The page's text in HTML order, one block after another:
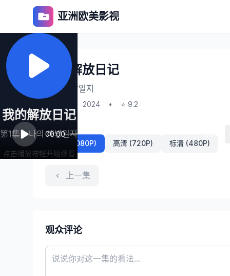
亚洲欧美影视
我的解放日记
第1集 - 나의 해방일지
点击播放按钮开始观看
00:00
我的解放日记
나의 해방일지
2024 • ⭐ 9.2
播放线路
超清 (1080P) 高清 (720P) 标清 (480P)
上一集
观众评论